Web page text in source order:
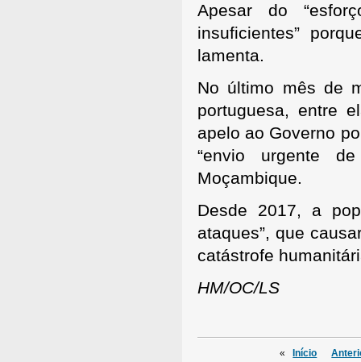
Apesar do
insuficientes”
lamenta.
No último mês de
portuguesa, entre
apelo ao Governo
“envio urgente
Moçambique.
Desde 2017, a
ataques”, que
catástrofe
HM/OC/LS
« Início